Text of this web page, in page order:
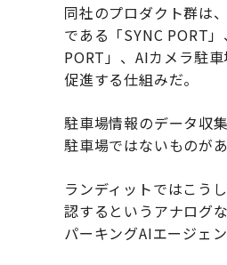
同社のプロダクト群は
である「SYNC PORT
PORT」、AIカメラ駐
促進する仕組みだ。
駐車場情報のデータ収
駐車場ではないものが
ランディットではこう
認するというアナログ
パーキングAIエージェ